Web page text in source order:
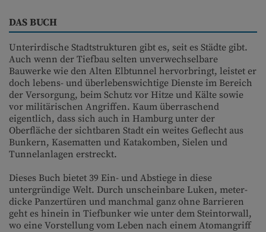
DAS BUCH
Unterirdische Stadtstrukturen gibt es, seit es Städte gibt.
Auch wenn der Tiefbau selten unverwechselbare
Bauwerke wie den Alten Elbtunnel hervorbringt, leistet er
doch lebens- und überlebenswichtige Dienste im Bereich
der Versorgung, beim Schutz vor Hitze und Kälte sowie
vor militärischen Angriffen. Kaum überraschend
eigentlich, dass sich auch in Hamburg unter der
Oberfläche der sichtbaren Stadt ein weites Geflecht aus
Bunkern, Kasematten und Katakomben, Sielen und
Tunnelanlagen erstreckt.
Dieses Buch bietet 39 Ein- und Abstiege in diese
untergründige Welt. Durch unscheinbare Luken, meter­
dicke Panzertüren und manchmal ganz ohne Barrieren
geht es hinein in Tiefbunker wie unter dem Steintorwall,
wo eine Vorstellung vom Leben nach einem Atomangriff